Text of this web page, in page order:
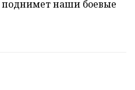
поднимет наши боевые